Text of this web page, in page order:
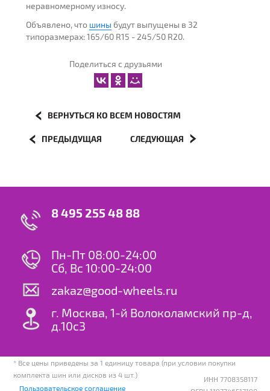
неравномерному износу.
Объявлено, что шины будут выпущены в 32
типоразмерах: 165/60 R15 - 245/50 R20.
Поделиться с друзьями
ВЕРНУТЬСЯ КО ВСЕМ НОВОСТЯМ
ПРЕДЫДУЩАЯ СЛЕДУЮЩАЯ
8 495 255 48 88
Пн-Пт 08:00-24:00
Сб, Вс 10:00-24:00
zakaz@good-wheels.ru
г. Москва, 1-й Волоколамский пр-д,
д.10с3
* Все цены приведены за 1 единицу товара (при условии покупки
комплекта шин или дисков из 4 шт.)
Пользовательское соглашение
ИНН 7708358117